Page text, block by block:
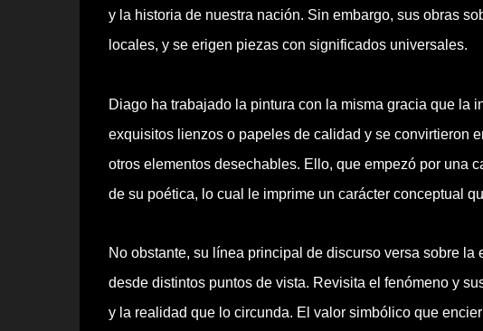
y la historia de nuestra nación. Sin embargo, sus obras
locales, y se erigen piezas con significados universales.
Diago ha trabajado la pintura con la misma gracia que la
exquisitos lienzos o papeles de calidad y se convirtieron
otros elementos desechables. Ello, que empezó por una
de su poética, lo cual le imprime un carácter conceptual
No obstante, su línea principal de discurso versa sobre
desde distintos puntos de vista. Revisita el fenómeno y
y la realidad que lo circunda. El valor simbólico que